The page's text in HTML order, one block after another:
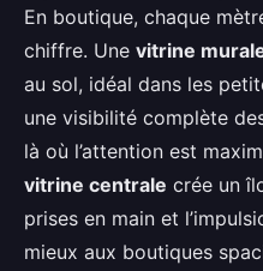
En boutique, chaque
chiffre. Une vitrine
au sol, idéal dans les
une visibilité complète
là où l’attention est
vitrine centrale crée un
prises en main et
mieux aux boutiques